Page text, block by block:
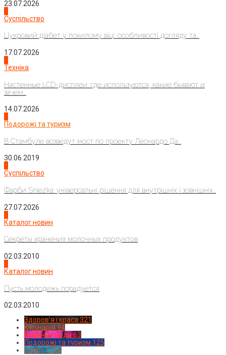
23.07.2026
Суспільство
Цукровий діабет у похилому віці: особливості догляду та...
17.07.2026
Техніка
Настенные LCD-дисплеи: где используются, какие бывают и
зачем...
14.07.2026
Подорожі та туризм
В Стамбуле возведут мост по проекту Леонардо Да...
30.06.2019
Суспільство
Фарби Sniezka: універсальні рішення для внутрішніх і зовнішніх...
27.07.2026
Каталог новин
Секреты хранения молочных продуктов
02.03.2010
Каталог новин
Пусть молодежь порадуется
02.03.2010
Здоров'я і краса 321
Кулінарія 94
Новинки моди 63
Подорожі та туризм 125
Спорт1224